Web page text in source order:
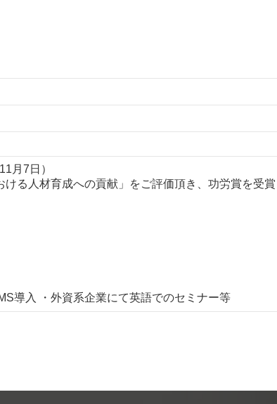
月7日）
る人材育成への貢献」をご評価頂き、功労賞を受賞
導入 ・外資系企業にて英語でのセミナー等